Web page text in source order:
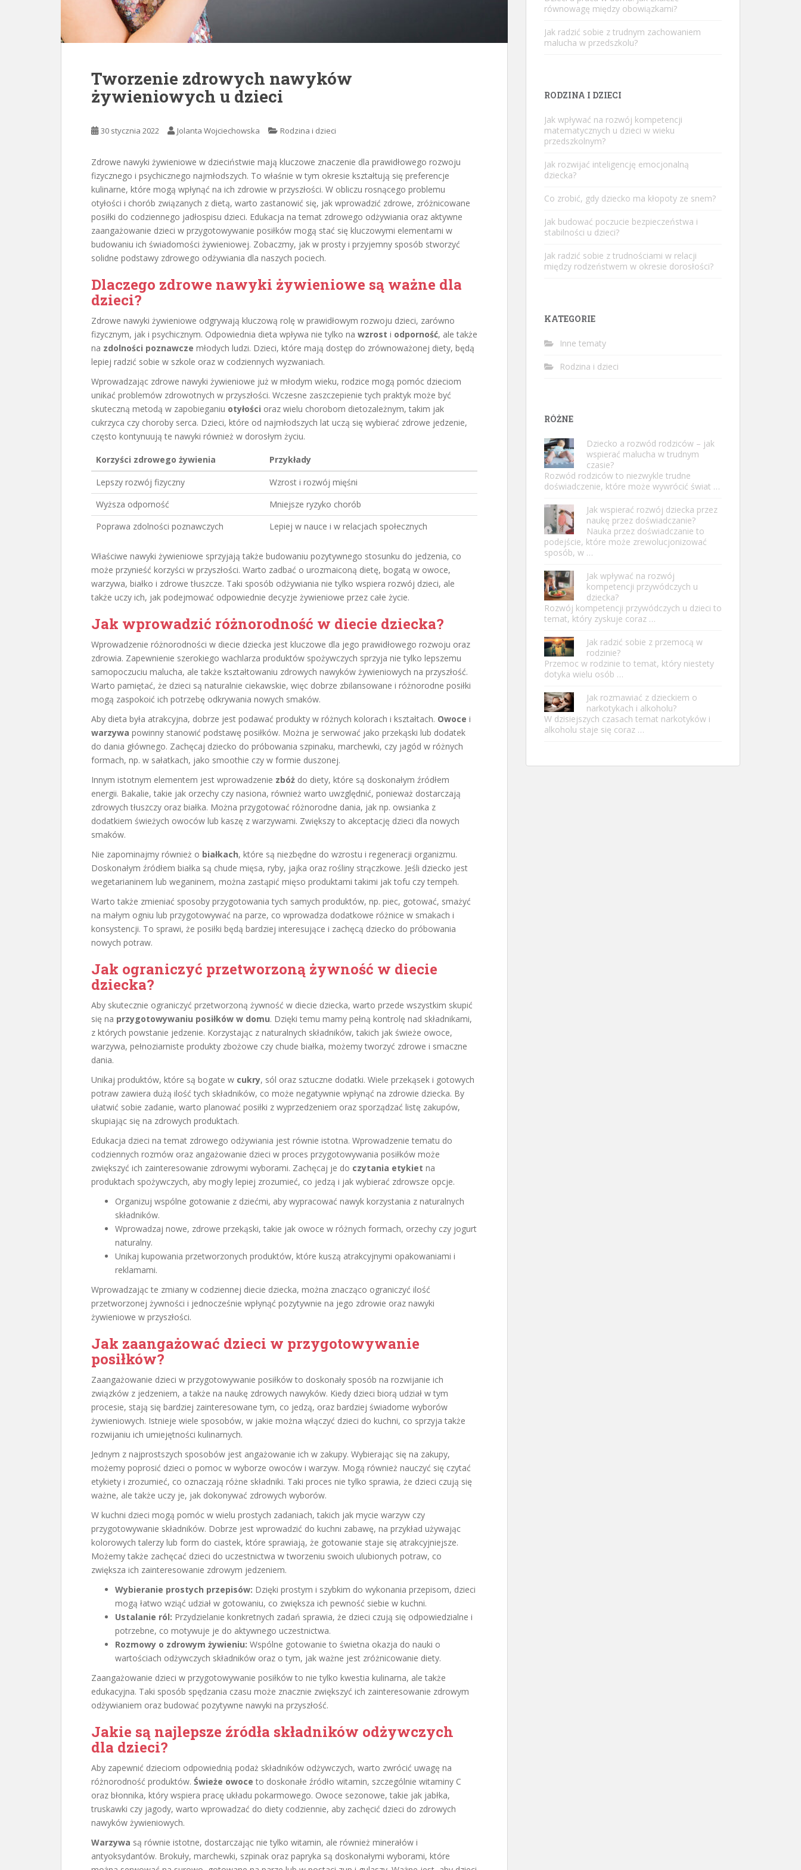
Tworzenie zdrowych nawyków
żywieniowych u dzieci
30 stycznia 2022 Jolanta Wojciechowska Rodzina i dzieci
Zdrowe nawyki żywieniowe w dzieciństwie mają kluczowe znaczenie dla prawidłowego rozwoju
fizycznego i psychicznego najmłodszych. To właśnie w tym okresie kształtują się preferencje
kulinarne, które mogą wpłynąć na ich zdrowie w przyszłości. W obliczu rosnącego problemu
otyłości i chorób związanych z dietą, warto zastanowić się, jak wprowadzić zdrowe, zróżnicowane
posiłki do codziennego jadłospisu dzieci. Edukacja na temat zdrowego odżywiania oraz aktywne
zaangażowanie dzieci w przygotowywanie posiłków mogą stać się kluczowymi elementami w
budowaniu ich świadomości żywieniowej. Zobaczmy, jak w prosty i przyjemny sposób stworzyć
solidne podstawy zdrowego odżywiania dla naszych pociech.
Dlaczego zdrowe nawyki żywieniowe są ważne dla
dzieci?
Zdrowe nawyki żywieniowe odgrywają kluczową rolę w prawidłowym rozwoju dzieci, zarówno
fizycznym, jak i psychicznym. Odpowiednia dieta wpływa nie tylko na wzrost i odporność, ale także
na zdolności poznawcze młodych ludzi. Dzieci, które mają dostęp do zrównoważonej diety, będą
lepiej radzić sobie w szkole oraz w codziennych wyzwaniach.
Wprowadzając zdrowe nawyki żywieniowe już w młodym wieku, rodzice mogą pomóc dzieciom
unikać problemów zdrowotnych w przyszłości. Wczesne zaszczepienie tych praktyk może być
skuteczną metodą w zapobieganiu otyłości oraz wielu chorobom dietozależnym, takim jak
cukrzyca czy choroby serca. Dzieci, które od najmłodszych lat uczą się wybierać zdrowe jedzenie,
często kontynuują te nawyki również w dorosłym życiu.
Korzyści zdrowego żywienia
Przykłady
Lepszy rozwój fizyczny
Wzrost i rozwój mięśni
Wyższa odporność
Mniejsze ryzyko chorób
Poprawa zdolności poznawczych
Lepiej w nauce i w relacjach społecznych
Właściwe nawyki żywieniowe sprzyjają także budowaniu pozytywnego stosunku do jedzenia, co
może przynieść korzyści w przyszłości. Warto zadbać o urozmaiconą dietę, bogatą w owoce,
warzywa, białko i zdrowe tłuszcze. Taki sposób odżywiania nie tylko wspiera rozwój dzieci, ale
także uczy ich, jak podejmować odpowiednie decyzje żywieniowe przez całe życie.
Jak wprowadzić różnorodność w diecie dziecka?
Wprowadzenie różnorodności w diecie dziecka jest kluczowe dla jego prawidłowego rozwoju oraz
zdrowia. Zapewnienie szerokiego wachlarza produktów spożywczych sprzyja nie tylko lepszemu
samopoczuciu malucha, ale także kształtowaniu zdrowych nawyków żywieniowych na przyszłość.
Warto pamiętać, że dzieci są naturalnie ciekawskie, więc dobrze zbilansowane i różnorodne posiłki
mogą zaspokoić ich potrzebę odkrywania nowych smaków.
Aby dieta była atrakcyjna, dobrze jest podawać produkty w różnych kolorach i kształtach. Owoce i
warzywa powinny stanowić podstawę posiłków. Można je serwować jako przekąski lub dodatek
do dania głównego. Zachęcaj dziecko do próbowania szpinaku, marchewki, czy jagód w różnych
formach, np. w sałatkach, jako smoothie czy w formie duszonej.
Innym istotnym elementem jest wprowadzenie zbóż do diety, które są doskonałym źródłem
energii. Bakalie, takie jak orzechy czy nasiona, również warto uwzględnić, ponieważ dostarczają
zdrowych tłuszczy oraz białka. Można przygotować różnorodne dania, jak np. owsianka z
dodatkiem świeżych owoców lub kaszę z warzywami. Zwiększy to akceptację dzieci dla nowych
smaków.
Nie zapominajmy również o białkach, które są niezbędne do wzrostu i regeneracji organizmu.
Doskonałym źródłem białka są chude mięsa, ryby, jajka oraz rośliny strączkowe. Jeśli dziecko jest
wegetarianinem lub weganinem, można zastąpić mięso produktami takimi jak tofu czy tempeh.
Warto także zmieniać sposoby przygotowania tych samych produktów, np. piec, gotować, smażyć
na małym ogniu lub przygotowywać na parze, co wprowadza dodatkowe różnice w smakach i
konsystencji. To sprawi, że posiłki będą bardziej interesujące i zachęcą dziecko do próbowania
nowych potraw.
Jak ograniczyć przetworzoną żywność w diecie
dziecka?
Aby skutecznie ograniczyć przetworzoną żywność w diecie dziecka, warto przede wszystkim skupić
się na przygotowywaniu posiłków w domu. Dzięki temu mamy pełną kontrolę nad składnikami,
z których powstanie jedzenie. Korzystając z naturalnych składników, takich jak świeże owoce,
warzywa, pełnoziarniste produkty zbożowe czy chude białka, możemy tworzyć zdrowe i smaczne
dania.
Unikaj produktów, które są bogate w cukry, sól oraz sztuczne dodatki. Wiele przekąsek i gotowych
potraw zawiera dużą ilość tych składników, co może negatywnie wpłynąć na zdrowie dziecka. By
ułatwić sobie zadanie, warto planować posiłki z wyprzedzeniem oraz sporządzać listę zakupów,
skupiając się na zdrowych produktach.
Edukacja dzieci na temat zdrowego odżywiania jest równie istotna. Wprowadzenie tematu do
codziennych rozmów oraz angażowanie dzieci w proces przygotowywania posiłków może
zwiększyć ich zainteresowanie zdrowymi wyborami. Zachęcaj je do czytania etykiet na
produktach spożywczych, aby mogły lepiej zrozumieć, co jedzą i jak wybierać zdrowsze opcje.
Organizuj wspólne gotowanie z dziećmi, aby wypracować nawyk korzystania z naturalnych
składników.
Wprowadzaj nowe, zdrowe przekąski, takie jak owoce w różnych formach, orzechy czy jogurt
naturalny.
Unikaj kupowania przetworzonych produktów, które kuszą atrakcyjnymi opakowaniami i
reklamami.
Wprowadzając te zmiany w codziennej diecie dziecka, można znacząco ograniczyć ilość
przetworzonej żywności i jednocześnie wpłynąć pozytywnie na jego zdrowie oraz nawyki
żywieniowe w przyszłości.
Jak zaangażować dzieci w przygotowywanie
posiłków?
Zaangażowanie dzieci w przygotowywanie posiłków to doskonały sposób na rozwijanie ich
związków z jedzeniem, a także na naukę zdrowych nawyków. Kiedy dzieci biorą udział w tym
procesie, stają się bardziej zainteresowane tym, co jedzą, oraz bardziej świadome wyborów
żywieniowych. Istnieje wiele sposobów, w jakie można włączyć dzieci do kuchni, co sprzyja także
rozwijaniu ich umiejętności kulinarnych.
Jednym z najprostszych sposobów jest angażowanie ich w zakupy. Wybierając się na zakupy,
możemy poprosić dzieci o pomoc w wyborze owoców i warzyw. Mogą również nauczyć się czytać
etykiety i zrozumieć, co oznaczają różne składniki. Taki proces nie tylko sprawia, że dzieci czują się
ważne, ale także uczy je, jak dokonywać zdrowych wyborów.
W kuchni dzieci mogą pomóc w wielu prostych zadaniach, takich jak mycie warzyw czy
przygotowywanie składników. Dobrze jest wprowadzić do kuchni zabawę, na przykład używając
kolorowych talerzy lub form do ciastek, które sprawiają, że gotowanie staje się atrakcyjniejsze.
Możemy także zachęcać dzieci do uczestnictwa w tworzeniu swoich ulubionych potraw, co
zwiększa ich zainteresowanie zdrowym jedzeniem.
Wybieranie prostych przepisów: Dzięki prostym i szybkim do wykonania przepisom, dzieci
mogą łatwo wziąć udział w gotowaniu, co zwiększa ich pewność siebie w kuchni.
Ustalanie ról: Przydzielanie konkretnych zadań sprawia, że dzieci czują się odpowiedzialne i
potrzebne, co motywuje je do aktywnego uczestnictwa.
Rozmowy o zdrowym żywieniu: Wspólne gotowanie to świetna okazja do nauki o
wartościach odżywczych składników oraz o tym, jak ważne jest zróżnicowanie diety.
Zaangażowanie dzieci w przygotowywanie posiłków to nie tylko kwestia kulinarna, ale także
edukacyjna. Taki sposób spędzania czasu może znacznie zwiększyć ich zainteresowanie zdrowym
odżywianiem oraz budować pozytywne nawyki na przyszłość.
Jakie są najlepsze źródła składników odżywczych
dla dzieci?
Aby zapewnić dzieciom odpowiednią podaż składników odżywczych, warto zwrócić uwagę na
różnorodność produktów. Świeże owoce to doskonałe źródło witamin, szczególnie witaminy C
oraz błonnika, który wspiera pracę układu pokarmowego. Owoce sezonowe, takie jak jabłka,
truskawki czy jagody, warto wprowadzać do diety codziennie, aby zachęcić dzieci do zdrowych
nawyków żywieniowych.
Warzywa są równie istotne, dostarczając nie tylko witamin, ale również minerałów i
antyoksydantów. Brokuły, marchewki, szpinak oraz papryka są doskonałymi wyborami, które
równowagę między obowiązkami?
Jak radzić sobie z trudnym zachowaniem
malucha w przedszkolu?
RODZINA I DZIECI
Jak wpływać na rozwój kompetencji
matematycznych u dzieci w wieku
przedszkolnym?
Jak rozwijać inteligencję emocjonalną
dziecka?
Co zrobić, gdy dziecko ma kłopoty ze snem?
Jak budować poczucie bezpieczeństwa i
stabilności u dzieci?
Jak radzić sobie z trudnościami w relacji
między rodzeństwem w okresie dorosłości?
KATEGORIE
Inne tematy
Rodzina i dzieci
RÓŻNE
Dziecko a rozwód rodziców – jak
wspierać malucha w trudnym
czasie?
Rozwód rodziców to niezwykle trudne
doświadczenie, które może wywrócić świat …
Jak wspierać rozwój dziecka przez
naukę przez doświadczanie?
Nauka przez doświadczanie to
podejście, które może zrewolucjonizować
sposób, w …
Jak wpływać na rozwój
kompetencji przywódczych u
dziecka?
Rozwój kompetencji przywódczych u dzieci to
temat, który zyskuje coraz …
Jak radzić sobie z przemocą w
rodzinie?
Przemoc w rodzinie to temat, który niestety
dotyka wielu osób …
Jak rozmawiać z dzieckiem o
narkotykach i alkoholu?
W dzisiejszych czasach temat narkotyków i
alkoholu staje się coraz …